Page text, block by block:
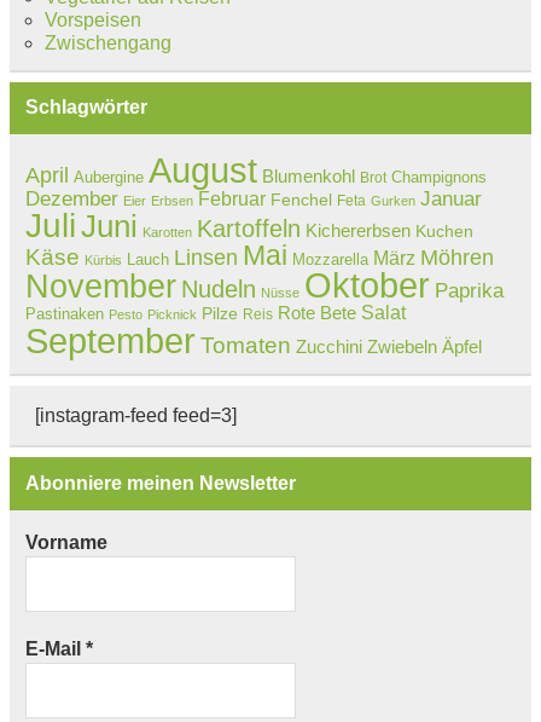
Vorspeisen
Zwischengang
Schlagwörter
April Aubergine August Blumenkohl Brot Champignons
Dezember Eier Erbsen Februar Fenchel Feta Gurken Januar
JuliJuni Karotten Kartoffeln Kichererbsen Kuchen
Käse Kürbis Lauch Linsen Mai Mozzarella März Möhren
November Nudeln Nüsse Oktober Paprika
Pastinaken Pesto Picknick Pilze Reis Rote Bete Salat
September Tomaten Zucchini Zwiebeln Äpfel
[instagram-feed feed=3]
Abonniere meinen Newsletter
Vorname
E-Mail *